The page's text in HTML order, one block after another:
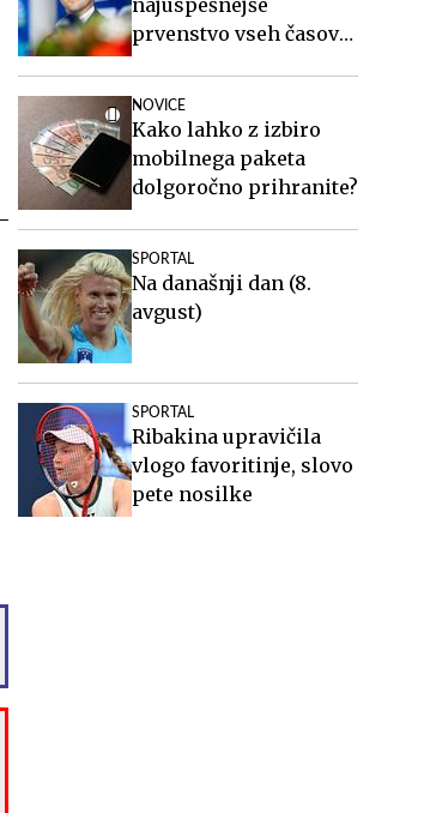
najuspešnejše
prvenstvo vseh časov
NOVICE
Kako lahko z izbiro
mobilnega paketa
dolgoročno prihranite?
SPORTAL
Na današnji dan (8.
avgust)
SPORTAL
Ribakina upravičila
vlogo favoritinje, slovo
pete nosilke